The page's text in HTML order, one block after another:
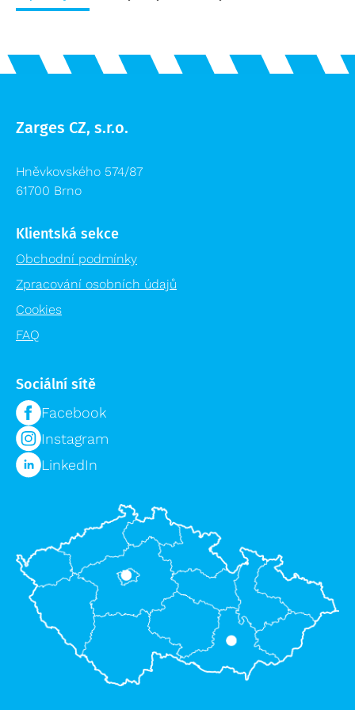
Logistika pro zdravotnictví
Modulární organizační vozík MPO
Zarges CZ, s.r.o.
Hněvkovského 574/87
61700 Brno
Klientská sekce
Obchodní podmínky
Zpracování osobních údajů
Cookies
FAQ
Sociální sítě
Facebook
Instagram
LinkedIn